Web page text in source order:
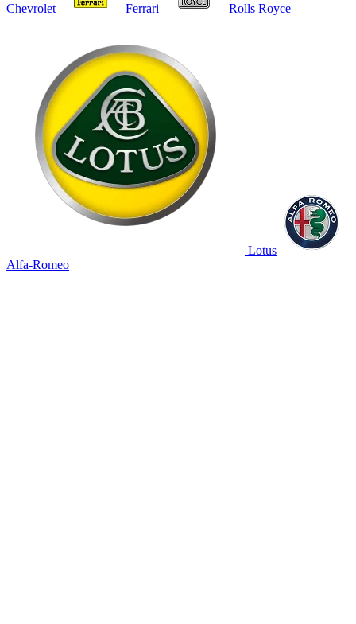
Chevrolet Ferrari Rolls Royce
Lotus
Alfa-Romeo